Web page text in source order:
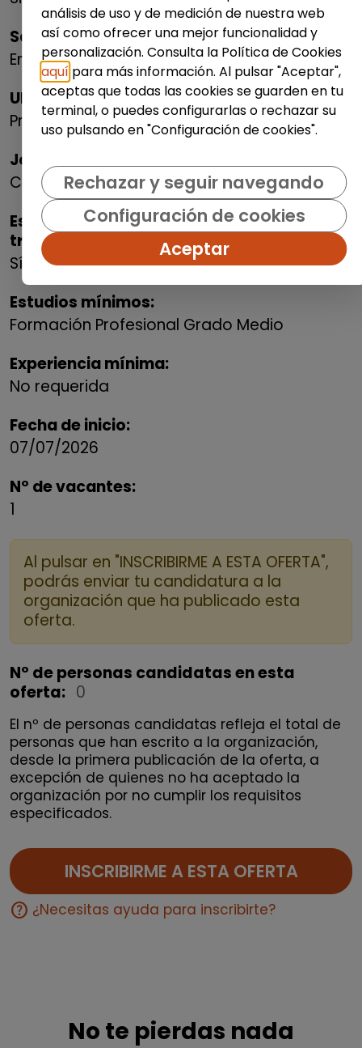
Salario:
Entre 12.000 y 18.000 € bruto/anual
Ubicación del puesto:
Presencial
Jornada laboral:
Completa
Es posible la adaptación del puesto de
trabajo:
Sí
Estudios mínimos:
Formación Profesional Grado Medio
Experiencia mínima:
No requerida
Fecha de inicio:
07/07/2026
Nº de vacantes:
1
Al pulsar en "INSCRIBIRME A ESTA OFERTA",
podrás enviar tu candidatura a la
organización que ha publicado esta
oferta.
Nº de personas candidatas en esta
oferta: 0
El nº de personas candidatas refleja el total de
personas que han escrito a la organización,
desde la primera publicación de la oferta, a
excepción de quienes no ha aceptado la
organización por no cumplir los requisitos
especificados.
INSCRIBIRME A ESTA OFERTA
help ¿Necesitas ayuda para inscribirte?
No te pierdas nada
análisis de uso y de medición de nuestra web
así como ofrecer una mejor funcionalidad y
personalización. Consulta la Política de Cookies
aquí para más información. Al pulsar "Aceptar",
aceptas que todas las cookies se guarden en tu
terminal, o puedes configurarlas o rechazar su
uso pulsando en "Configuración de cookies".
Rechazar y seguir navegando
Configuración de cookies
Aceptar